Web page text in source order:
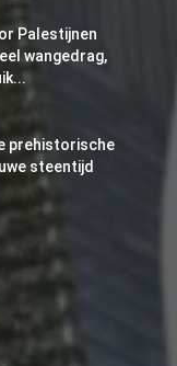
Palestijnen
wangedrag,
prehistorische
steentijd